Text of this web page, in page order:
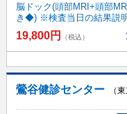
脳ドック(頭部MRI+頭部
き◆) ※検査当日の結果説
19,800円 （税込）
鶯谷健診センター
（